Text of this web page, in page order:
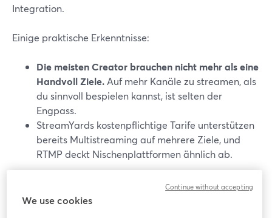
Integration.
Einige praktische Erkenntnisse:
Die meisten Creator brauchen nicht mehr als eine
Handvoll Ziele. Auf mehr Kanäle zu streamen, als
du sinnvoll bespielen kannst, ist selten der
Engpass.
StreamYards kostenpflichtige Tarife unterstützen
bereits Multistreaming auf mehrere Ziele, und
RTMP deckt Nischenplattformen ähnlich ab.
Wenn deine Strategie ist, „so viele Kanäle wie möglich
zu bespielen und zu hoffen, dass etwas hängen bleibt“,
We use cookies
Continue without accepting